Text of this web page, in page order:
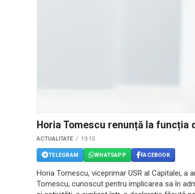
Horia Tomescu renunță la
ACTUALITATE 13:15
TELEGRAM WHATSAPP FACEBOOK
Horia Tomescu, viceprimar USR al Capitalei,
Tomescu, cunoscut pentru implicarea sa în